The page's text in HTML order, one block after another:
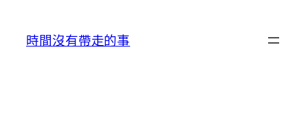
時間沒有帶走的事